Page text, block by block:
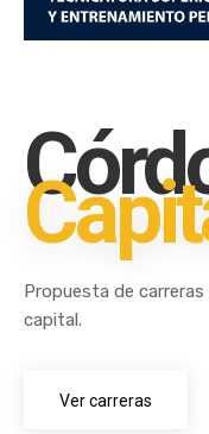
Propuesta de
capital.
Ver carreras